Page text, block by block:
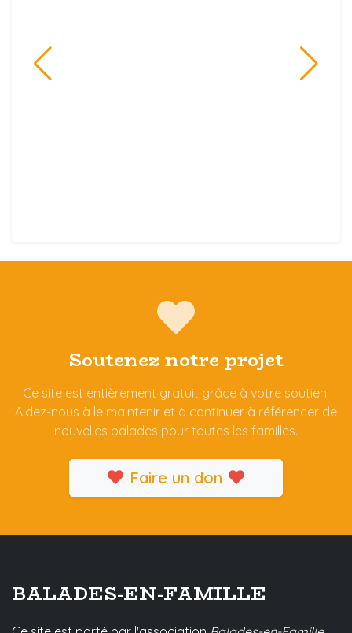
Soutenez notre projet
Ce site est entièrement gratuit grâce à votre soutien.
Aidez-nous à le maintenir et à continuer à référencer de
nouvelles balades pour toutes les familles.
Faire un don
BALADES-EN-FAMILLE